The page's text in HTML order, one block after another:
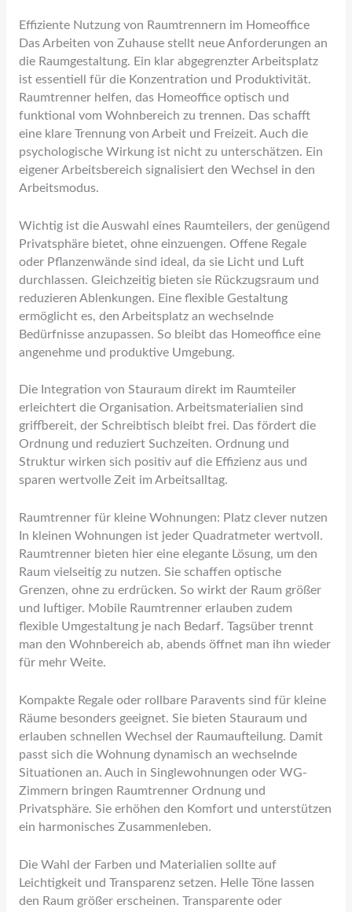
Effiziente Nutzung von Raumtrennern im Homeoffice
Das Arbeiten von Zuhause stellt neue Anforderungen an
die Raumgestaltung. Ein klar abgegrenzter Arbeitsplatz
ist essentiell für die Konzentration und Produktivität.
Raumtrenner helfen, das Homeoffice optisch und
funktional vom Wohnbereich zu trennen. Das schafft
eine klare Trennung von Arbeit und Freizeit. Auch die
psychologische Wirkung ist nicht zu unterschätzen. Ein
eigener Arbeitsbereich signalisiert den Wechsel in den
Arbeitsmodus.
Wichtig ist die Auswahl eines Raumteilers, der genügend
Privatsphäre bietet, ohne einzuengen. Offene Regale
oder Pflanzenwände sind ideal, da sie Licht und Luft
durchlassen. Gleichzeitig bieten sie Rückzugsraum und
reduzieren Ablenkungen. Eine flexible Gestaltung
ermöglicht es, den Arbeitsplatz an wechselnde
Bedürfnisse anzupassen. So bleibt das Homeoffice eine
angenehme und produktive Umgebung.
Die Integration von Stauraum direkt im Raumteiler
erleichtert die Organisation. Arbeitsmaterialien sind
griffbereit, der Schreibtisch bleibt frei. Das fördert die
Ordnung und reduziert Suchzeiten. Ordnung und
Struktur wirken sich positiv auf die Effizienz aus und
sparen wertvolle Zeit im Arbeitsalltag.
Raumtrenner für kleine Wohnungen: Platz clever nutzen
In kleinen Wohnungen ist jeder Quadratmeter wertvoll.
Raumtrenner bieten hier eine elegante Lösung, um den
Raum vielseitig zu nutzen. Sie schaffen optische
Grenzen, ohne zu erdrücken. So wirkt der Raum größer
und luftiger. Mobile Raumtrenner erlauben zudem
flexible Umgestaltung je nach Bedarf. Tagsüber trennt
man den Wohnbereich ab, abends öffnet man ihn wieder
für mehr Weite.
Kompakte Regale oder rollbare Paravents sind für kleine
Räume besonders geeignet. Sie bieten Stauraum und
erlauben schnellen Wechsel der Raumaufteilung. Damit
passt sich die Wohnung dynamisch an wechselnde
Situationen an. Auch in Singlewohnungen oder WG-
Zimmern bringen Raumtrenner Ordnung und
Privatsphäre. Sie erhöhen den Komfort und unterstützen
ein harmonisches Zusammenleben.
Die Wahl der Farben und Materialien sollte auf
Leichtigkeit und Transparenz setzen. Helle Töne lassen
den Raum größer erscheinen. Transparente oder